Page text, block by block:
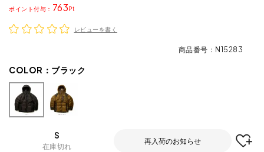
763
ポイント
レビューを書く
商品番号 N15283
COLOR： ブラック
S
在庫切れ
再入荷のお知らせ